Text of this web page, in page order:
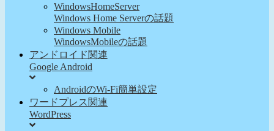
WindowsHomeServer
Windows Home Serverの話題
Windows Mobile
WindowsMobileの話題
アンドロイド関連
Google Android
AndroidのWi-Fi簡単設定
ワードプレス関連
WordPress